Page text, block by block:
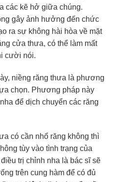
các kẽ hở giữa chúng.
gây ảnh hưởng đến chức
ra sự không hài hòa về mặt
cửa thưa, có thể làm mất
cười nói.
niềng răng thưa là phương
chọn. Phương pháp này
để dịch chuyển các răng
có cần nhổ răng không thì
tùy vào tình trạng của
trị chỉnh nha là bác sĩ sẽ
trên cung hàm để có đủ